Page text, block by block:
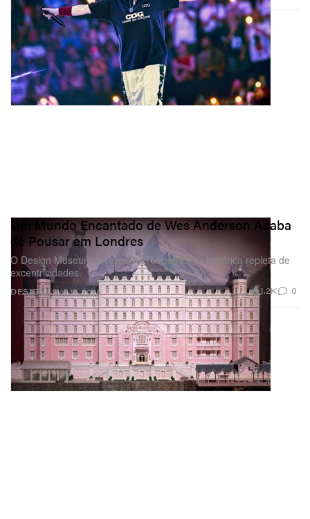
DESIGN
Um Mundo Encantado de Wes Anderson Acaba
de Pousar em Londres
O Design Museum revela uma retrospectiva histórica repleta de
excentricidades.
Nov 19, 2025 1.2K 0